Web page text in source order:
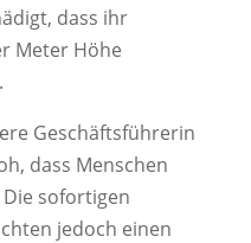
dass ihr
Meter Höhe
Geschäftsführerin
dass Menschen
sofortigen
jedoch einen